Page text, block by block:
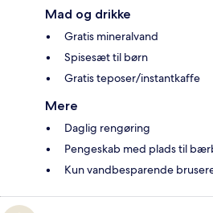
Mad og drikke
Gratis mineralvand
Spisesæt til børn
Gratis teposer/instantkaffe
Mere
Daglig rengøring
Pengeskab med plads til
Kun vandbesparende